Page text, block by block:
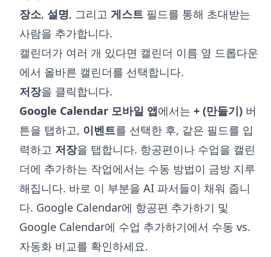
장소, 설명, 그리고 게스트 필드를 통해 초대받는
사람을 추가합니다.
캘린더가 여러 개 있다면 캘린더 이름 옆 드롭다운
에서 올바른 캘린더를 선택합니다.
저장을 클릭합니다.
Google Calendar 모바일 앱에서는 + (만들기) 버
튼을 탭하고, 이벤트를 선택한 후, 같은 필드를 입
력하고 저장을 탭합니다. 항공편이나 수업을 캘린
더에 추가하는 작업에서는 수동 방법이 금방 지루
해집니다. 바로 이 부분을 AI 파서들이 채워 줍니
다. Google Calendar에 항공편 추가하기 및
Google Calendar에 수업 추가하기에서 수동 vs.
자동화 비교를 확인하세요.